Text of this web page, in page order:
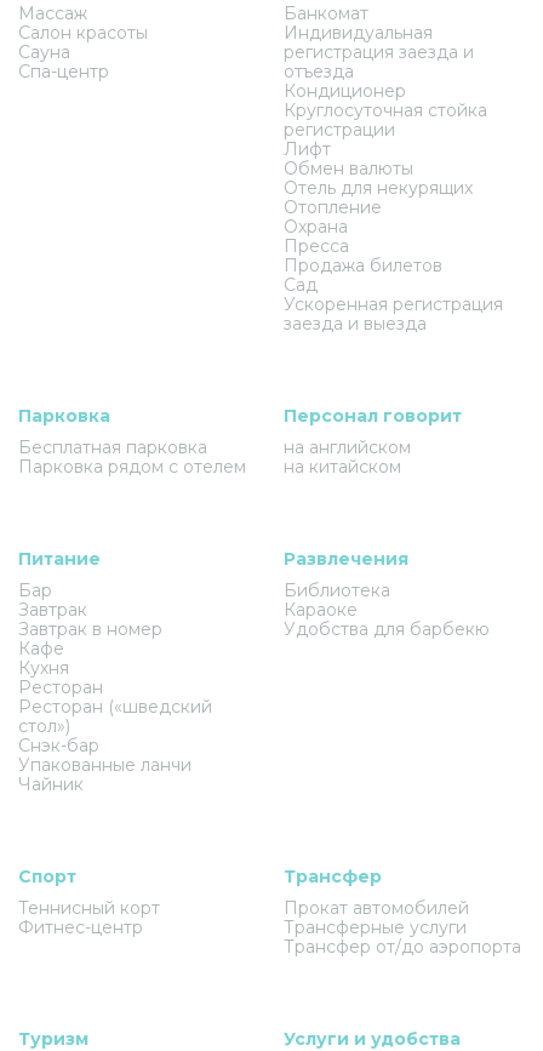
Массаж
Салон красоты
Сауна
Спа-центр
Банкомат
Индивидуальная
регистрация заезда и
отъезда
Кондиционер
Круглосуточная стойка
регистрации
Лифт
Обмен валюты
Отель для некурящих
Отопление
Охрана
Пресса
Продажа билетов
Сад
Ускоренная регистрация
заезда и выезда
Парковка
Бесплатная парковка
Парковка рядом с отелем
Персонал говорит
на английском
на китайском
Питание
Бар
Завтрак
Завтрак в номер
Кафе
Кухня
Ресторан
Ресторан («шведский
стол»)
Снэк-бар
Упакованные ланчи
Чайник
Развлечения
Библиотека
Караоке
Удобства для барбекю
Спорт
Теннисный корт
Фитнес-центр
Трансфер
Прокат автомобилей
Трансферные услуги
Трансфер от/до аэропорта
Туризм
Услуги и удобства